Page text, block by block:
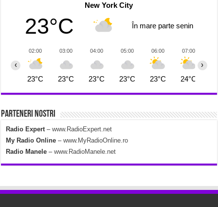
New York City
23°C În mare parte senin
02:00
23°C
03:00
23°C
04:00
23°C
05:00
23°C
06:00
23°C
07:00
24°C
‹ ›
Parteneri Nostri
Radio Expert –www.RadioExpert.net
My Radio Online –www.MyRadioOnline.ro
Radio Manele–www.RadioManele.net